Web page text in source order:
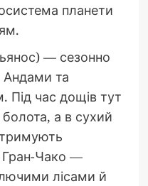
планети
— сезонно
Андами та
Під час дощів тут
а в сухий
Гран-Чако —
лісами й